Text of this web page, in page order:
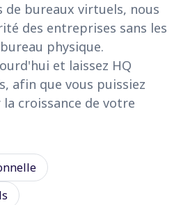
bureaux virtuels, nous
des entreprises sans les
physique.
et laissez HQ
afin que vous puissiez
croissance de votre